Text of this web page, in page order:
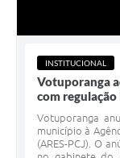
INSTITUCIONAL
Votuporanga
com
Votuporanga
município à
(ARES-PCJ). O